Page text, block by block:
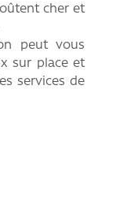
cher et
peut vous
sur place et
services de